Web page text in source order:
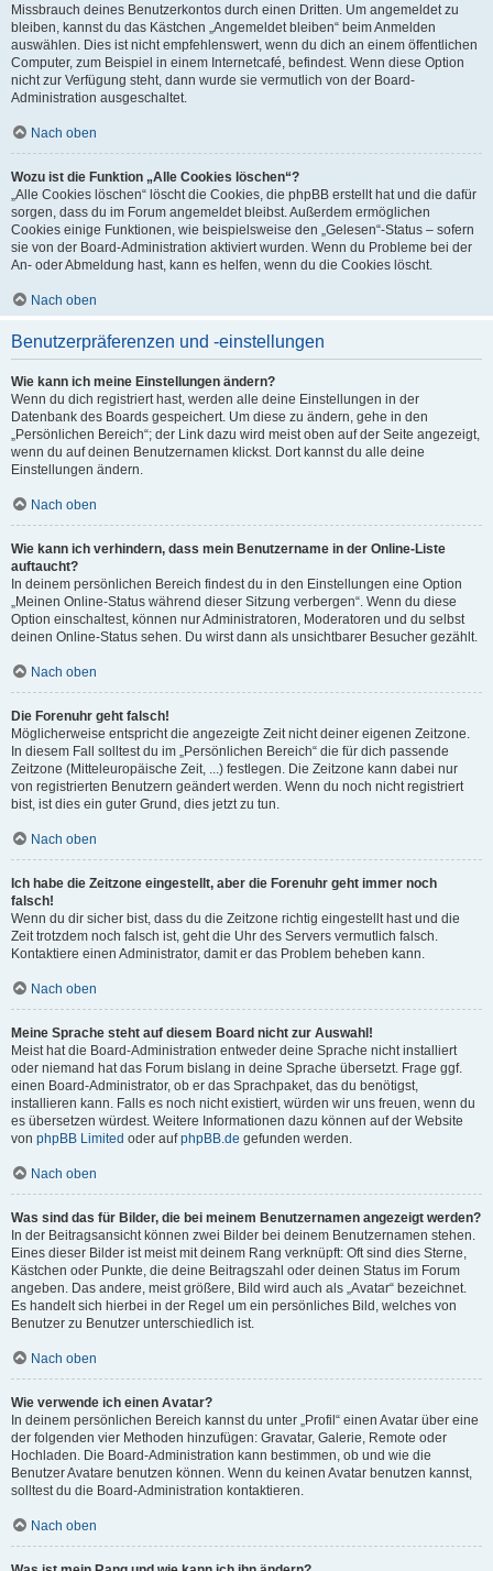
Missbrauch deines Benutzerkontos durch einen Dritten. Um angemeldet zu
bleiben, kannst du das Kästchen „Angemeldet bleiben“ beim Anmelden
auswählen. Dies ist nicht empfehlenswert, wenn du dich an einem öffentlichen
Computer, zum Beispiel in einem Internetcafé, befindest. Wenn diese Option
nicht zur Verfügung steht, dann wurde sie vermutlich von der Board-
Administration ausgeschaltet.
Nach oben
Wozu ist die Funktion „Alle Cookies löschen“?
„Alle Cookies löschen“ löscht die Cookies, die phpBB erstellt hat und die dafür
sorgen, dass du im Forum angemeldet bleibst. Außerdem ermöglichen
Cookies einige Funktionen, wie beispielsweise den „Gelesen“-Status – sofern
sie von der Board-Administration aktiviert wurden. Wenn du Probleme bei der
An- oder Abmeldung hast, kann es helfen, wenn du die Cookies löscht.
Nach oben
Benutzerpräferenzen und -einstellungen
Wie kann ich meine Einstellungen ändern?
Wenn du dich registriert hast, werden alle deine Einstellungen in der
Datenbank des Boards gespeichert. Um diese zu ändern, gehe in den
„Persönlichen Bereich“; der Link dazu wird meist oben auf der Seite angezeigt,
wenn du auf deinen Benutzernamen klickst. Dort kannst du alle deine
Einstellungen ändern.
Nach oben
Wie kann ich verhindern, dass mein Benutzername in der Online-Liste
auftaucht?
In deinem persönlichen Bereich findest du in den Einstellungen eine Option
„Meinen Online-Status während dieser Sitzung verbergen“. Wenn du diese
Option einschaltest, können nur Administratoren, Moderatoren und du selbst
deinen Online-Status sehen. Du wirst dann als unsichtbarer Besucher gezählt.
Nach oben
Die Forenuhr geht falsch!
Möglicherweise entspricht die angezeigte Zeit nicht deiner eigenen Zeitzone.
In diesem Fall solltest du im „Persönlichen Bereich“ die für dich passende
Zeitzone (Mitteleuropäische Zeit, ...) festlegen. Die Zeitzone kann dabei nur
von registrierten Benutzern geändert werden. Wenn du noch nicht registriert
bist, ist dies ein guter Grund, dies jetzt zu tun.
Nach oben
Ich habe die Zeitzone eingestellt, aber die Forenuhr geht immer noch
falsch!
Wenn du dir sicher bist, dass du die Zeitzone richtig eingestellt hast und die
Zeit trotzdem noch falsch ist, geht die Uhr des Servers vermutlich falsch.
Kontaktiere einen Administrator, damit er das Problem beheben kann.
Nach oben
Meine Sprache steht auf diesem Board nicht zur Auswahl!
Meist hat die Board-Administration entweder deine Sprache nicht installiert
oder niemand hat das Forum bislang in deine Sprache übersetzt. Frage ggf.
einen Board-Administrator, ob er das Sprachpaket, das du benötigst,
installieren kann. Falls es noch nicht existiert, würden wir uns freuen, wenn du
es übersetzen würdest. Weitere Informationen dazu können auf der Website
von phpBB Limited oder aufphpBB.de gefunden werden.
Nach oben
Was sind das für Bilder, die bei meinem Benutzernamen angezeigt werden?
In der Beitragsansicht können zwei Bilder bei deinem Benutzernamen stehen.
Eines dieser Bilder ist meist mit deinem Rang verknüpft: Oft sind dies Sterne,
Kästchen oder Punkte, die deine Beitragszahl oder deinen Status im Forum
angeben. Das andere, meist größere, Bild wird auch als „Avatar“ bezeichnet.
Es handelt sich hierbei in der Regel um ein persönliches Bild, welches von
Benutzer zu Benutzer unterschiedlich ist.
Nach oben
Wie verwende ich einen Avatar?
In deinem persönlichen Bereich kannst du unter „Profil“ einen Avatar über eine
der folgenden vier Methoden hinzufügen: Gravatar, Galerie, Remote oder
Hochladen. Die Board-Administration kann bestimmen, ob und wie die
Benutzer Avatare benutzen können. Wenn du keinen Avatar benutzen kannst,
solltest du die Board-Administration kontaktieren.
Nach oben